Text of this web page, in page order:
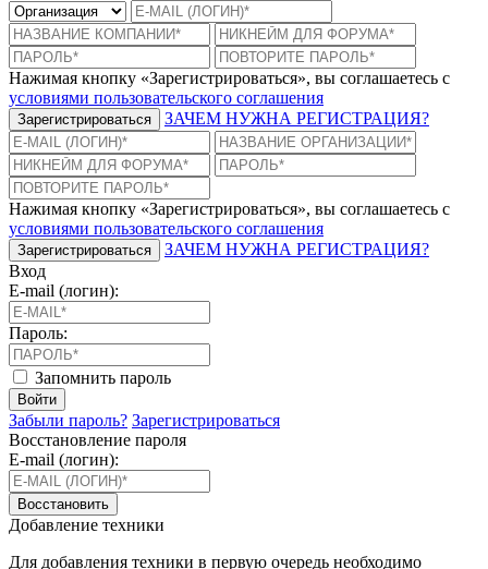
Нажимая кнопку «Зарегистрироваться», вы соглашаетесь с
условиями пользовательского соглашения
Зарегистрироваться ЗАЧЕМ НУЖНА РЕГИСТРАЦИЯ?
Нажимая кнопку «Зарегистрироваться», вы соглашаетесь с
условиями пользовательского соглашения
Зарегистрироваться
ЗАЧЕМ НУЖНА РЕГИСТРАЦИЯ?
Вход
E-mail (логин):
Пароль:
Запомнить пароль
Войти
Забыли пароль? Зарегистрироваться
Восстановление пароля
E-mail (логин):
Восстановить
Добавление техники
Для добавления техники в первую очередь необходимо